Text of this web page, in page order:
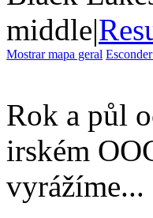
middle|
Mostrar mapa geral
Rok a půl
irském
vyrážíme...